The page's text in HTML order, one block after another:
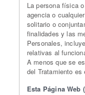
La persona física
agencia o
solitario o
finalidades y las
Personales,
relativas al
A menos que se
del Tratamiento
Esta Página Web